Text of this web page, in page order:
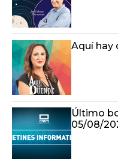
Aquí hay
Último
05/08/